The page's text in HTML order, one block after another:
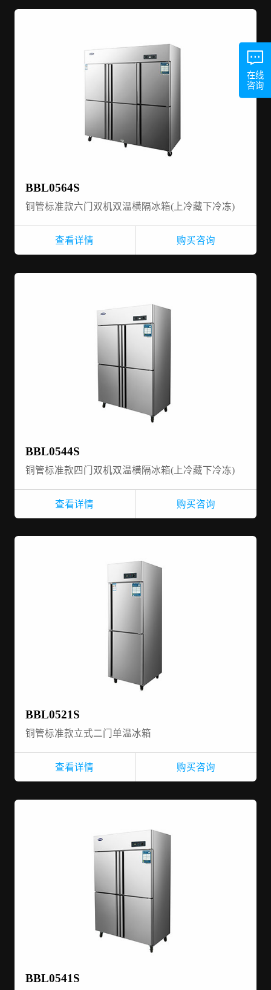
BBL0564S
铜管标准款六门双机双温横隔冰箱(上冷藏下冷冻)
查看详情 购买咨询
BBL0544S
铜管标准款四门双机双温横隔冰箱(上冷藏下冷冻)
查看详情 购买咨询
BBL0521S
铜管标准款立式二门单温冰箱
查看详情 购买咨询
BBL0541S
在线
咨询